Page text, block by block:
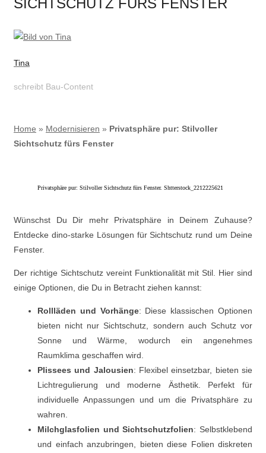
SICHTSCHUTZ FÜRS FENSTER
Tina
schreibt Bau-Content
Home » Modernisieren » Privatsphäre pur: Stilvoller
Sichtschutz fürs Fenster
Privatsphäre pur: Stilvoller Sichtschutz fürs Fenster. Shtterstock_2212225621
Wünschst Du Dir mehr Privatsphäre in Deinem Zuhause?
Entdecke dino-starke Lösungen für Sichtschutz rund um Deine
Fenster.
Der richtige Sichtschutz vereint Funktionalität mit Stil. Hier sind
einige Optionen, die Du in Betracht ziehen kannst:
Rollläden und Vorhänge: Diese klassischen Optionen
bieten nicht nur Sichtschutz, sondern auch Schutz vor
Sonne und Wärme, wodurch ein angenehmes
Raumklima geschaffen wird.
Plissees und Jalousien: Flexibel einsetzbar, bieten sie
Lichtregulierung und moderne Ästhetik. Perfekt für
individuelle Anpassungen und um die Privatsphäre zu
wahren.
Milchglasfolien und Sichtschutzfolien: Selbstklebend
und einfach anzubringen, bieten diese Folien diskreten